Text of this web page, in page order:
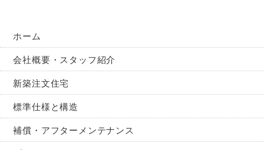
ホーム
会社概要・スタッフ紹介
新築注文住宅
標準仕様と構造
補償・アフターメンテナンス